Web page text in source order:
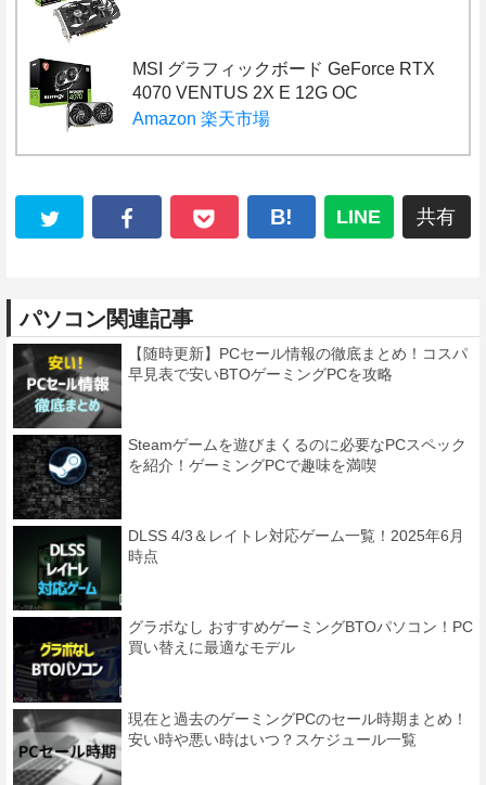
MSI グラフィックボード GeForce RTX
4070 VENTUS 2X E 12G OC
Amazon 楽天市場
B! LINE 共有
パソコン関連記事
【随時更新】PCセール情報の徹底まとめ！コスパ
早見表で安いBTOゲーミングPCを攻略
Steamゲームを遊びまくるのに必要なPCスペック
を紹介！ゲーミングPCで趣味を満喫
DLSS 4/3＆レイトレ対応ゲーム一覧！2025年6月
時点
グラボなし おすすめゲーミングBTOパソコン！PC
買い替えに最適なモデル
現在と過去のゲーミングPCのセール時期まとめ！
安い時や悪い時はいつ？スケジュール一覧